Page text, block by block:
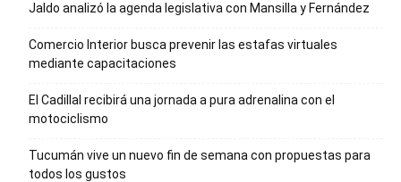
Jaldo analizó la agenda legislativa con Mansilla y Fernández
Comercio Interior busca prevenir las estafas virtuales
mediante capacitaciones
El Cadillal recibirá una jornada a pura adrenalina con el
motociclismo
Tucumán vive un nuevo fin de semana con propuestas para
todos los gustos